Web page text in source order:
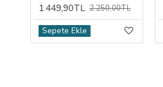
1.449,90TL 2.250,00TL
Sepete Ekle